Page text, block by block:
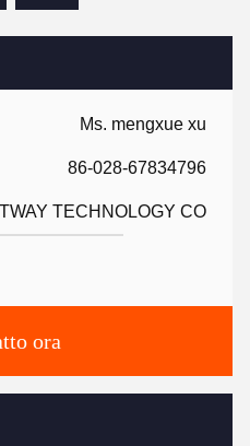
Ms. mengxue xu
86-028-67834796
TECHNOLOGY CO
ora